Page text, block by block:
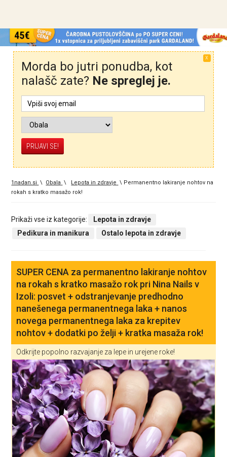
X
Morda bo jutri ponudba, kot
nalašč zate? Ne spreglej je.
1nadan.si \ Obala \ Lepota in zdravje \ Permanentno lakiranje nohtov na
rokah s kratko masažo rok!
Prikaži vse iz kategorije:
Lepota in zdravje
Pedikura in manikura
Ostalo lepota in zdravje
SUPER CENA za permanentno lakiranje nohtov
na rokah s kratko masažo rok pri Nina Nails v
Izoli: posvet + odstranjevanje predhodno
nanešenega permanentnega laka + nanos
novega permanentnega laka za krepitev
nohtov + dodatki po želji + kratka masaža rok!
Odkrijte popolno razvajanje za lepe in urejene roke!